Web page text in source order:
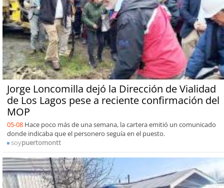
Jorge Loncomilla dejó la Dirección de Vialidad
de Los Lagos pese a reciente confirmación del
MOP
05-08 Hace poco más de una semana, la cartera emitió un comunicado
donde indicaba que el personero seguía en el puesto.
soypuertomontt